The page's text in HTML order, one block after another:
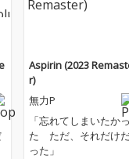
Aspirin (2023
r)
無力P
「忘れてしまいたか
た ただ、それだけ
った」